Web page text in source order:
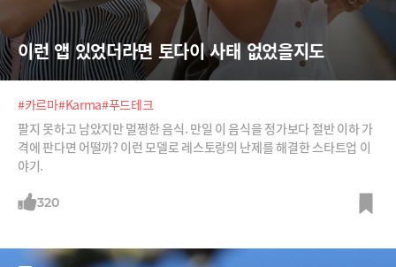
이런 앱 있었더라면 토다이 사태 없었을지도
#카르마#Karma#푸드테크
팔지 못하고 남았지만 멀쩡한 음식. 만일 이 음식을 정가보다 절반 이하 가
격에 판다면 어떨까? 이런 모델로 레스토랑의 난제를 해결한 스타트업 이
야기.
320